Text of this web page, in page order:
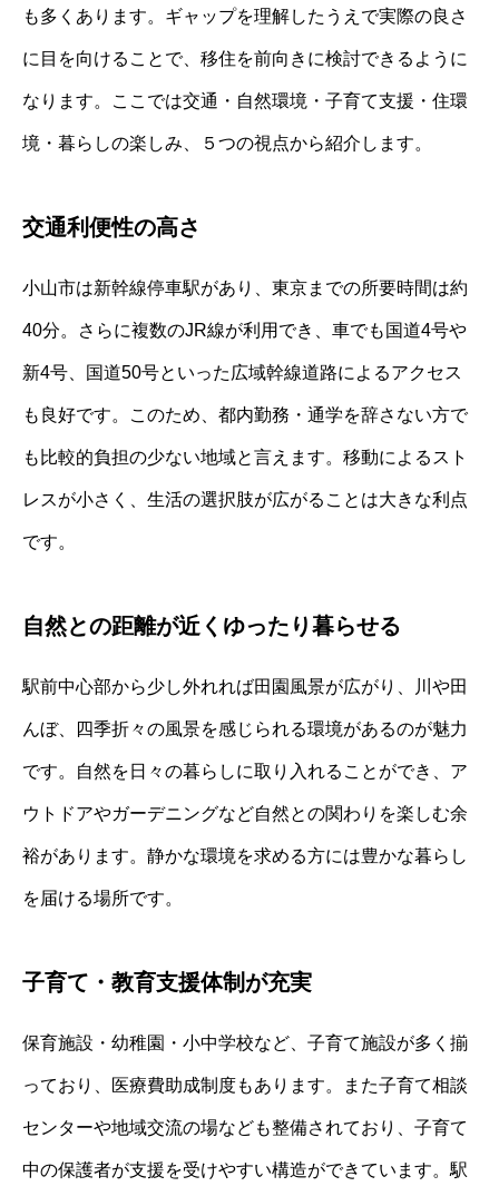
も多くあります。ギャップを理解したうえで実際の良さ
に目を向けることで、移住を前向きに検討できるように
なります。ここでは交通・自然環境・子育て支援・住環
境・暮らしの楽しみ、５つの視点から紹介します。
交通利便性の高さ
小山市は新幹線停車駅があり、東京までの所要時間は約
40分。さらに複数のJR線が利用でき、車でも国道4号や
新4号、国道50号といった広域幹線道路によるアクセス
も良好です。このため、都内勤務・通学を辞さない方で
も比較的負担の少ない地域と言えます。移動によるスト
レスが小さく、生活の選択肢が広がることは大きな利点
です。
自然との距離が近くゆったり暮らせる
駅前中心部から少し外れれば田園風景が広がり、川や田
んぼ、四季折々の風景を感じられる環境があるのが魅力
です。自然を日々の暮らしに取り入れることができ、ア
ウトドアやガーデニングなど自然との関わりを楽しむ余
裕があります。静かな環境を求める方には豊かな暮らし
を届ける場所です。
子育て・教育支援体制が充実
保育施設・幼稚園・小中学校など、子育て施設が多く揃
っており、医療費助成制度もあります。また子育て相談
センターや地域交流の場なども整備されており、子育て
中の保護者が支援を受けやすい構造ができています。駅